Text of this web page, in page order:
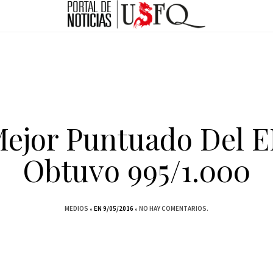
Puntuado Del
Obtuvo 995/1.000
MEDIOS EN 9/05/2016 NO HAY COMENTARIOS.